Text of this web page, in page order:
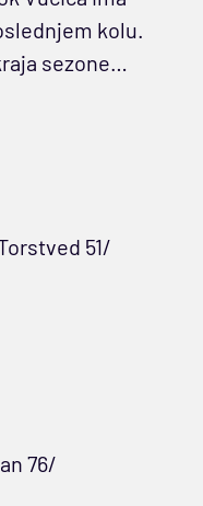
kolu.
sezone…
51/
76/